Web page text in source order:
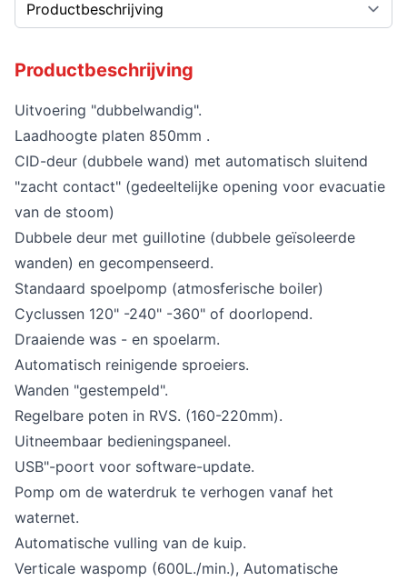
Productbeschrijving
Uitvoering "dubbelwandig".
Laadhoogte platen 850mm .
CID-deur (dubbele wand) met automatisch sluitend
"zacht contact" (gedeeltelijke opening voor evacuatie
van de stoom)
Dubbele deur met guillotine (dubbele geïsoleerde
wanden) en gecompenseerd.
Standaard spoelpomp (atmosferische boiler)
Cyclussen 120" -240" -360" of doorlopend.
Draaiende was - en spoelarm.
Automatisch reinigende sproeiers.
Wanden "gestempeld".
Regelbare poten in RVS. (160-220mm).
Uitneembaar bedieningspaneel.
USB"-poort voor software-update.
Pomp om de waterdruk te verhogen vanaf het
waternet.
Automatische vulling van de kuip.
Verticale waspomp (600L./min.), Automatische